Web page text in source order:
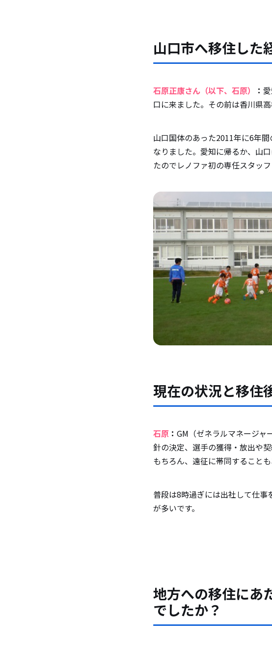
移住を考えている人
山口市へ移住した
石原正康さん（以下、石原） ：
口に来ました。その前は香川県
山口国体のあった2011年に6年
なりました。愛知に帰るか、山
たのでレノファ初の専任スタッ
現在の状況と移住
石原 ： GM（ゼネラルマネージャ
針の決定、選手の獲得・放出や
もちろん、遠征に帯同することも
普段は8時過ぎには出社して仕
が多いです。
地方への移住にあ
でしたか？